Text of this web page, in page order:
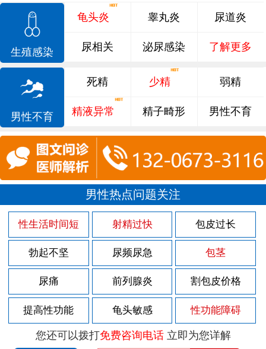
生殖感染
龟头炎 睾丸炎 尿道炎
尿相关 泌尿感染 了解更多
男性不育
死精 少精 弱精
精液异常 精子畸形 男性不育
男性热点问题关注
性生活时间短 射精过快 包皮过长
勃起不坚 尿频尿急 包茎
尿痛 前列腺炎 割包皮价格
提高性功能 龟头敏感 性功能障碍
您还可以拨打免费咨询电话立即为您详解